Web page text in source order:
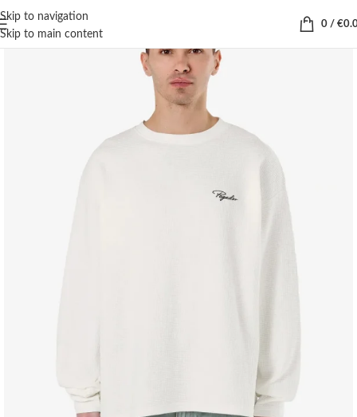
Skip to navigation
Skip to main content
0 / €